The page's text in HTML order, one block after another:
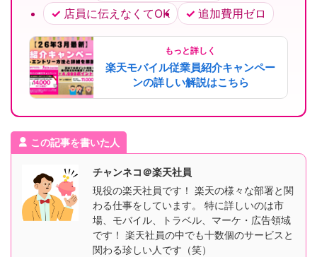
店員に伝えなくてOK
追加費用ゼロ
もっと詳しく
楽天モバイル従業員紹介キャンペー
ンの詳しい解説はこちら
この記事を書いた人
チャンネコ＠楽天社員
現役の楽天社員です！ 楽天の様々な部署と関
わる仕事をしています。 特に詳しいのは市
場、モバイル、トラベル、マーケ・広告領域
です！ 楽天社員の中でも十数個のサービスと
関わる珍しい人です（笑）